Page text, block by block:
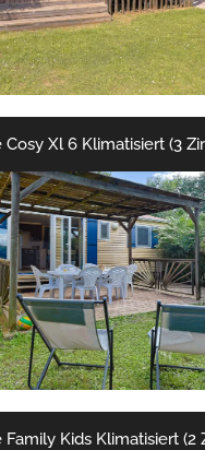
Xl 6 Klimatisiert (3
Kids Klimatisiert (2